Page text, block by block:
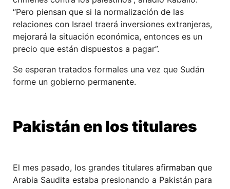
“Pero piensan que si la normalización de las
relaciones con Israel traerá inversiones extranjeras,
mejorará la situación económica, entonces es un
precio que están dispuestos a pagar”.
Se esperan tratados formales una vez que Sudán
forme un gobierno permanente.
Pakistán en los titulares
El mes pasado, los grandes titulares afirmaban que
Arabia Saudita estaba presionando a Pakistán para